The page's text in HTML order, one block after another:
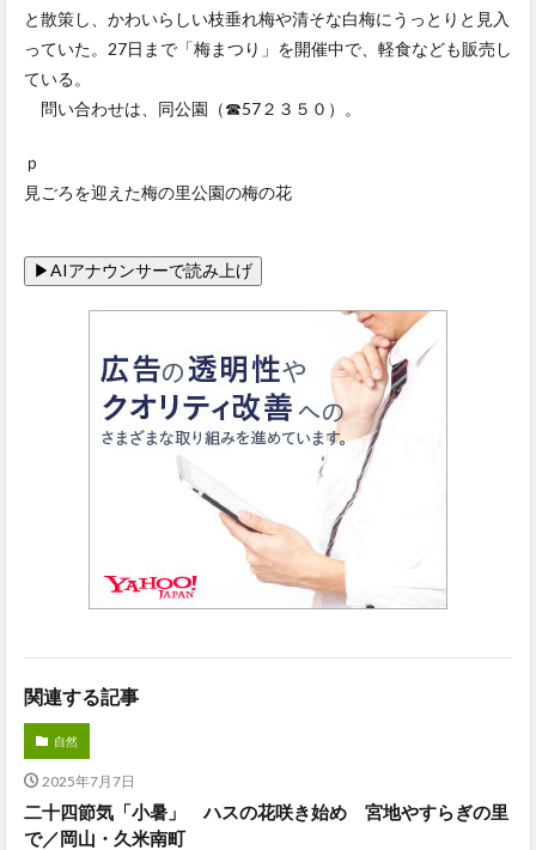
と散策し、かわいらしい枝垂れ梅や清そな白梅にうっとりと見入
っていた。27日まで「梅まつり」を開催中で、軽食なども販売し
ている。
問い合わせは、同公園（☎57２３５０）。
ｐ
見ごろを迎えた梅の里公園の梅の花
関連する記事
自然
2025年7月7日
二十四節気「小暑」 ハスの花咲き始め 宮地やすらぎの里
で／岡山・久米南町